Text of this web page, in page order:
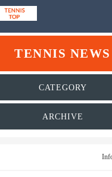
TENNIS NEWS
CATEGORY
ARCHIVE